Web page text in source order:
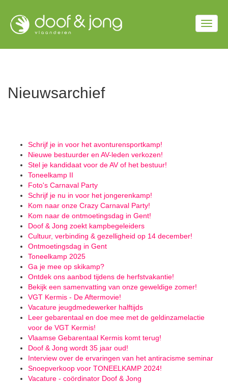
naar
Nieuwsarchief
Schrijf je in voor het avonturensportkamp!
Nieuwe bestuurder en AV-leden verkozen!
Stel je kandidaat voor de AV of het bestuur!
Toneelkamp II
Foto's Carnaval Party
Schrijf je nu in voor het jongerenkamp!
Kom naar onze Crazy Carnaval Party!
Kom naar de ontmoetingsdag in Gent!
Doof & Jong zoekt kampbegeleiders
Cultuur, verbinding & gezelligheid op 14 december!
Ontmoetingsdag in Gent
Toneelkamp 2025
Ga je mee op skikamp?
Ontdek ons aanbod tijdens de herfstvakantie!
Bekijk een samenvatting van onze geweldige zomer!
VGT Kermis - De Aftermovie!
Vacature jeugdmedewerker halftijds
Leer gebarentaal en doe mee met de geldinzamelactie
voor de VGT Kermis!
Vlaamse Gebarentaal Kermis komt terug!
Doof & Jong wordt 35 jaar oud!
Interview over de ervaringen van het antiracisme seminar
Snoepverkoop voor TONEELKAMP 2024!
Vacature - coördinator Doof & Jong